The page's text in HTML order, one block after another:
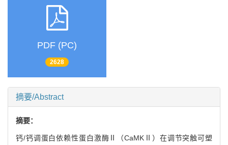
PDF (PC)
2628
摘要/Abstract
摘要：
钙/钙调蛋白依赖性蛋白激酶Ⅱ（CaMKⅡ）在调节突触可塑